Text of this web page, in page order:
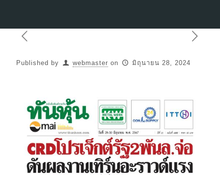
Published by webmaster on มิถุนายน 28, 2024